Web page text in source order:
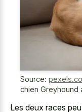
Source:
chien Greyhound
Les deux races